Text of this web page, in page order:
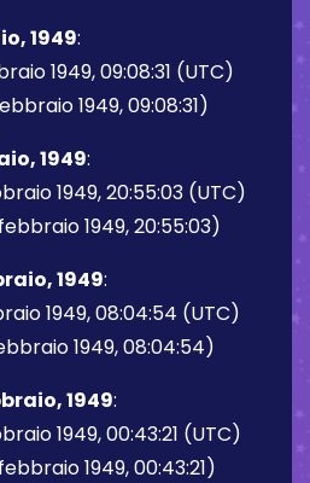
1949:
1949, 09:08:31 (UTC)
1949, 09:08:31)
1949:
1949, 20:55:03 (UTC)
1949, 20:55:03)
1949:
1949, 08:04:54 (UTC)
1949, 08:04:54)
1949:
1949, 00:43:21 (UTC)
1949, 00:43:21)